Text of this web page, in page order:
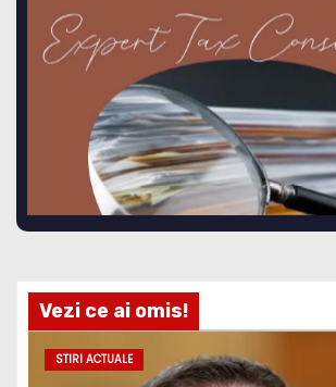
Vezi ce ai omis!
STIRI ACTUALE